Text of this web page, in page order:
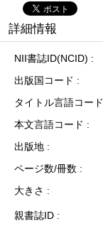
詳細情報
NII書誌ID(NCID)
出版国コード
タイトル言語コード
本文言語コード
出版地
ページ数/冊数
大きさ
親書誌ID